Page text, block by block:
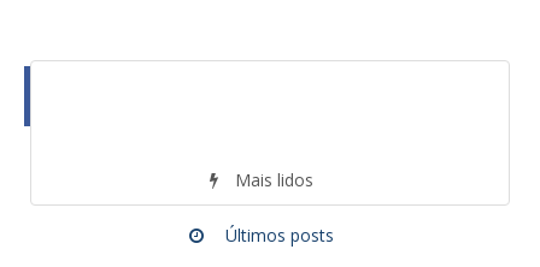
Mais lidos
Últimos posts